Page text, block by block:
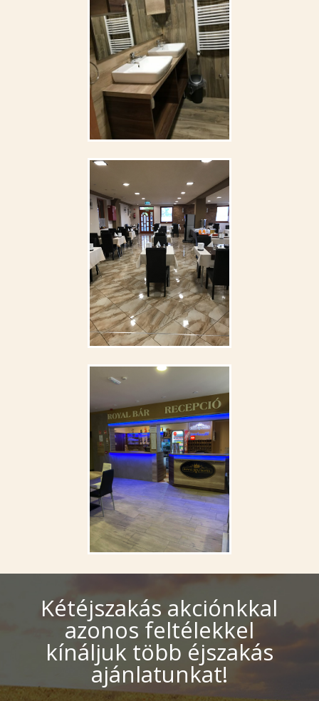
Kétéjszakás akciónkkal
azonos feltélekkel
kínáljuk több éjszakás
ajánlatunkat!